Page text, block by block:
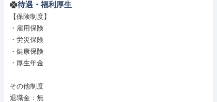
待遇・福利厚生
【保険制度】
・雇用保険
・労災保険
・健康保険
・厚生年金
その他制度
退職金：無